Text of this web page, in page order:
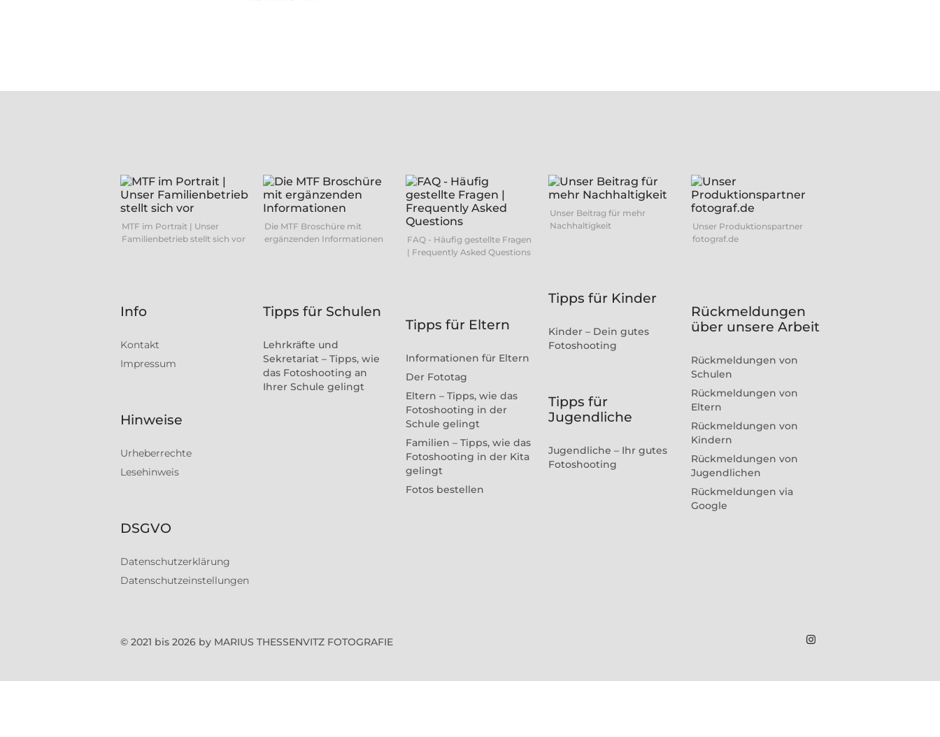
MTF im Portrait | Unser
Familienbetrieb stellt sich vor
Info
Kontakt
Impressum
Hinweise
Urheberrechte
Lesehinweis
DSGVO
Datenschutzerklärung
Datenschutzeinstellungen
Die MTF Broschüre mit
ergänzenden Informationen
Tipps für Schulen
Lehrkräfte und
Sekretariat – Tipps, wie
das Fotoshooting an
Ihrer Schule gelingt
FAQ - Häufig gestellte Fragen
| Frequently Asked Questions
Tipps für Eltern
Informationen für Eltern
Der Fototag
Eltern – Tipps, wie das
Fotoshooting in der
Schule gelingt
Familien – Tipps, wie das
Fotoshooting in der Kita
gelingt
Fotos bestellen
Unser Beitrag für mehr
Nachhaltigkeit
Tipps für Kinder
Kinder – Dein gutes
Fotoshooting
Tipps für
Jugendliche
Jugendliche – Ihr gutes
Fotoshooting
Unser Produktionspartner
fotograf.de
Rückmeldungen
über unsere Arbeit
Rückmeldungen von
Schulen
Rückmeldungen von
Eltern
Rückmeldungen von
Kindern
Rückmeldungen von
Jugendlichen
Rückmeldungen via
Google
© 2021 bis 2026 by MARIUS THESSENVITZ FOTOGRAFIE